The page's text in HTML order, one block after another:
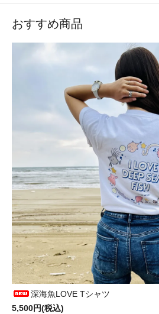
おすすめ商品
深海魚LOVE Tシャツ
5,500円(税込)